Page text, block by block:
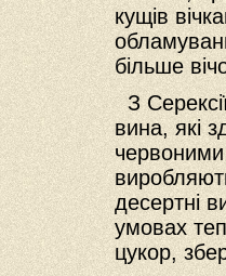
кущів
більше
З
вина, які
червоними
десертні
умовах
цукор,